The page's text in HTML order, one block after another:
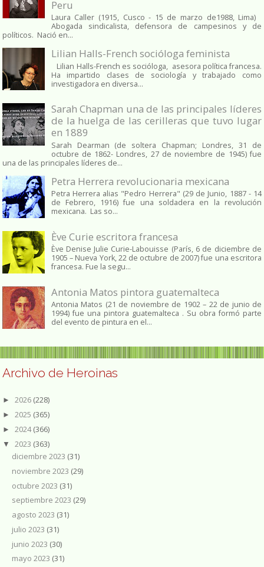
Peru
Laura Caller (1915, Cusco - 15 de marzo de1988, Lima)
Abogada sindicalista, defensora de campesinos y de
políticos. Nació en...
Lilian Halls-French socióloga feminista
Lilian Halls-French es socióloga, asesora política francesa.
Ha impartido clases de sociología y trabajado como
investigadora en diversa...
Sarah Chapman una de las principales líderes
de la huelga de las cerilleras que tuvo lugar
en 1889
Sarah Dearman (de soltera Chapman; Londres, 31 de
octubre de 1862​- Londres, 27 de noviembre de 1945)​ fue
una de las principales líderes de...
Petra Herrera revolucionaria mexicana
Petra Herrera alias "Pedro Herrera" (29 de Junio, 1887 - 14
de Febrero, 1916) fue una soldadera en la revolución
mexicana. Las so...
Ève Curie escritora francesa
Ève Denise Julie Curie-Labouisse (París, 6 de diciembre de
1905 – Nueva York, 22 de octubre de 2007) fue una escritora
francesa. Fue la segu...
Antonia Matos pintora guatemalteca
Antonia Matos (21 de noviembre de 1902 – 22 de junio de
1994) fue una pintora guatemalteca . Su obra formó parte
del evento de pintura en el...
Archivo de Heroinas
► 2026 (228)
► 2025 (365)
► 2024(366)
▼ 2023 (363)
diciembre 2023 (31)
noviembre 2023 (29)
octubre 2023 (31)
septiembre 2023 (29)
agosto 2023 (31)
julio 2023 (31)
junio 2023 (30)
mayo 2023 (31)